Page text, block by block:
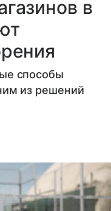
в
способы
из решений